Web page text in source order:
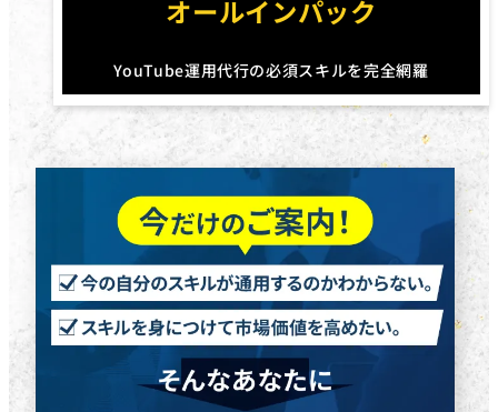
オールインパック
YouTube運用代行の必須スキルを完全網羅